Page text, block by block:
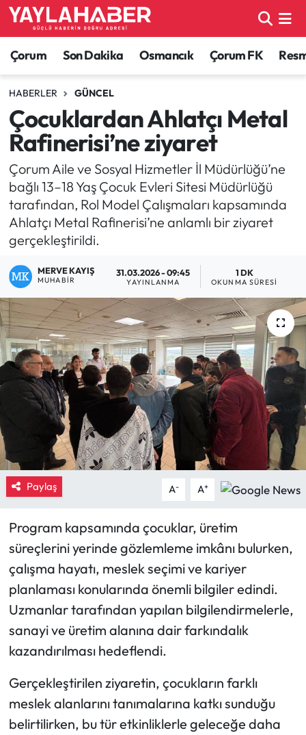
Çorum Son Dakika Osmancık Çorum FK
HABERLER GÜNCEL
Çocuklardan Ahlatçı Metal
Rafinerisi’ne ziyaret
Çorum Aile ve Sosyal Hizmetler İl Müdürlüğü’ne
bağlı 13–18 Yaş Çocuk Evleri Sitesi Müdürlüğü
tarafından, Rol Model Çalışmaları kapsamında
Ahlatçı Metal Rafinerisi’ne anlamlı bir ziyaret
gerçekleştirildi.
MERVE KAYIŞ
MUHABIR
31.03.2026 - 09:45
YAYINLANMA
1 DK
OKUNMA SÜRESI
Paylaş A- A+
Program kapsamında çocuklar, üretim
süreçlerini yerinde gözlemleme imkânı bulurken,
çalışma hayatı, meslek seçimi ve kariyer
planlaması konularında önemli bilgiler edindi.
Uzmanlar tarafından yapılan bilgilendirmelerle,
sanayi ve üretim alanına dair farkındalık
kazandırılması hedeflendi.
Gerçekleştirilen ziyaretin, çocukların farklı
meslek alanlarını tanımalarına katkı sunduğu
belirtilirken, bu tür etkinliklerle geleceğe daha
Alaca Haberleri
Bayat Haberleri
Bilgi - Keşfet Haberleri
Bilim ve Teknoloji
Boğazkale Haberleri
Çorum Haberleri
Dodurga Haberleri
Eğitim
Ekonomi
Güncel
İskilip Haberleri
Kargı Haberleri
Kültür Sanat
Laçin Haberleri
Magazin
Mecitözü Haberleri
Oğuzlar Haberleri
Çorum Nöbetçi Eczaneler
Çorum Hava Durumu
Çorum Namaz Vakitleri
Çorum Trafik Yoğunluk Haritası
TFF 1.Lig Puan Durumu ve Fikstür
Tüm Manşetler
Haber Arşivi